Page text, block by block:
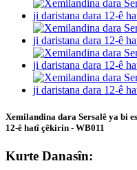
Xemilandina dara Sersalê ya bi
12-ê hatî çêkirin - WB011
Kurte Danasîn: